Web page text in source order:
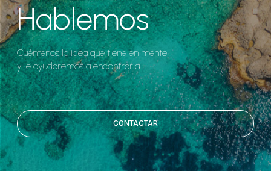
Hablemos
Cuéntenos la idea que tiene en mente
y le ayudaremos a encontrarla.
CONTACTAR